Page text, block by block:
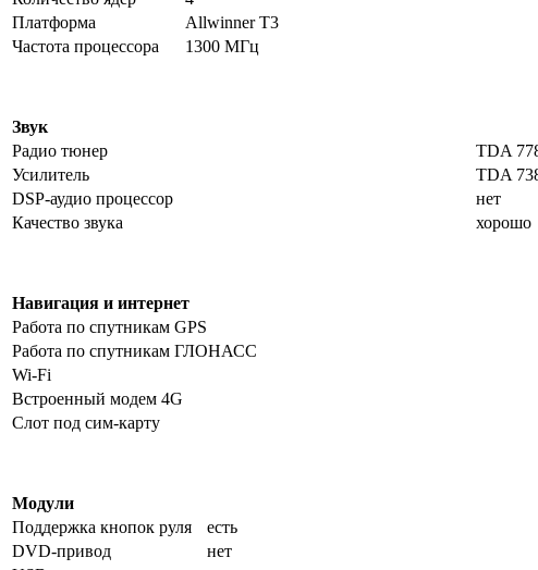
Платформа
Allwinner T3
Частота процессора
1300 МГц
Звук
Радио тюнер
TDA
Усилитель
TDA
DSP-аудио процессор
нет
Качество звука
хорошо
Навигация и интернет
Работа по спутникам GPS
Работа по спутникам ГЛОНАСС
Wi-Fi
Встроенный модем 4G
Слот под сим-карту
Модули
Поддержка кнопок руля
есть
DVD-привод
нет